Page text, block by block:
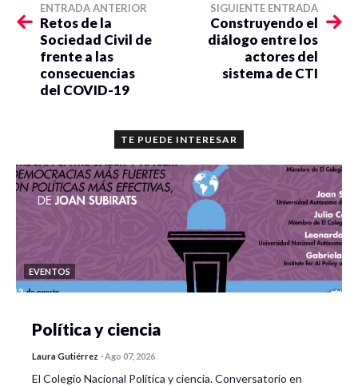
ENTRADA ANTERIOR
Retos de la
Sociedad Civil de
frente a las
consecuencias
del COVID-19
SIGUIENTE ENTRADA
Construyendo el
diálogo entre los
actores del
sistema de CTI
TE PUEDE INTERESAR
EVENTOS
Política y ciencia
Laura Gutiérrez -Ago 07, 2026
El Colegio Nacional Política y ciencia. Conversatorio en